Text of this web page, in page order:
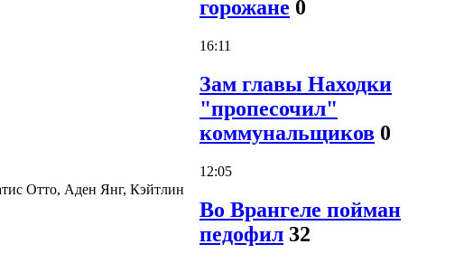
Отто, Аден Янг, Кэйтлин
горожане 0
16:11
Зам главы Находки
"пропесочил"
коммунальщиков 0
12:05
Во Врангеле пойман
педофил 32